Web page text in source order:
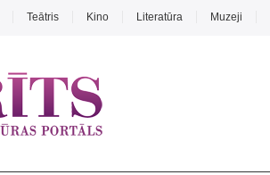
Teātris Kino Literatūra Muzeji